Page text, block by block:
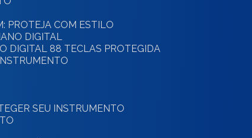
PROTEJA COM ESTILO
DIGITAL
DIGITAL 88 TECLAS PROTEGIDA
SEU INSTRUMENTO